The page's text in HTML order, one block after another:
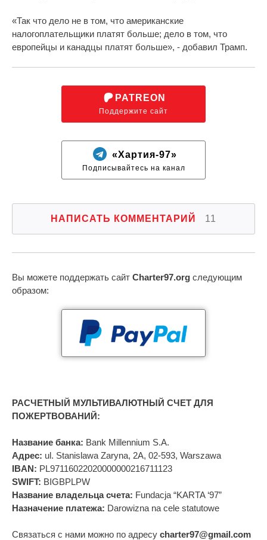
«Так что дело не в том, что американские
налогоплательщики платят больше; дело в том, что
европейцы и канадцы платят больше», - добавил Трамп.
PATREON
Поддержите сайт
«Хартия-97»
Подписывайтесь на канал
НАПИСАТЬ КОММЕНТАРИЙ 11
Вы можете поддержать сайт Charter97.org следующим
образом:
РАСЧЕТНЫЙ МУЛЬТИВАЛЮТНЫЙ СЧЕТ ДЛЯ
ПОЖЕРТВОВАНИЙ:
Название банка: Bank Millennium S.A.
Адрес: ul. Stanislawa Zaryna, 2A, 02-593, Warszawa
IBAN: PL97116022020000000216711123
SWIFT: BIGBPLPW
Название владельца счета: Fundacja “KARTA ‘97”
Назначение платежа: Darowizna na cele statutowe
Связаться с нами можно по адресу charter97@gmail.com